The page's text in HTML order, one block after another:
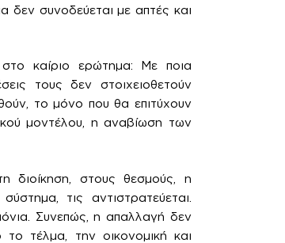
δεν συνοδεύεται με απτές και
στο καίριο ερώτημα: Με ποια
τους δεν στοιχειοθετούν
το μόνο που θα επιτύχουν
μοντέλου, η αναβίωση των
διοίκηση, στους θεσμούς, η
τις αντιστρατεύεται.
Συνεπώς, η απαλλαγή δεν
τέλμα, την οικονομική και